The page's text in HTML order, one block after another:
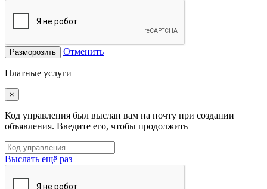
Разморозить Отменить
Платные услуги
×
Код управления был выслан вам на почту при создании
объявления. Введите его, чтобы продолжить
Выслать ещё раз